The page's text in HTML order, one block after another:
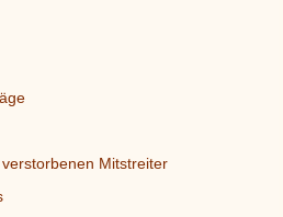
Mitstreiter